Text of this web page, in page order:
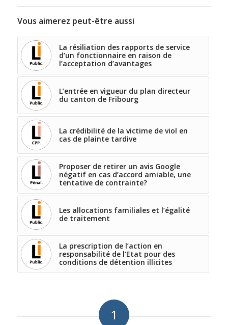
Vous aimerez peut-être aussi
La résiliation des rapports de service
d’un fonctionnaire en raison de
l’acceptation d’avantages
L’entrée en vigueur du plan directeur
du canton de Fribourg
La crédibilité de la victime de viol en
cas de plainte tardive
Proposer de retirer un avis Google
négatif en cas d’accord amiable, une
tentative de contrainte?
Les allocations familiales et l’égalité
de traitement
La prescription de l’action en
responsabilité de l’Etat pour des
conditions de détention illicites
1